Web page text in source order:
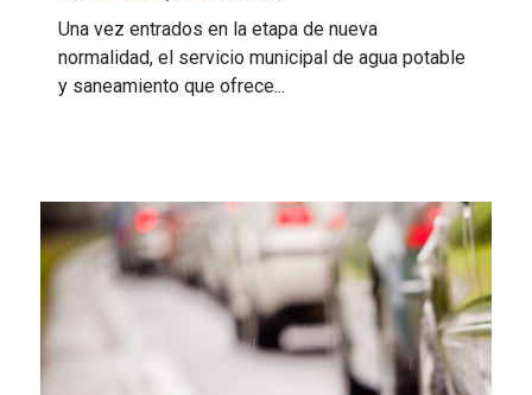
Una vez entrados en la etapa de nueva
normalidad, el servicio municipal de agua potable
y saneamiento que ofrece...